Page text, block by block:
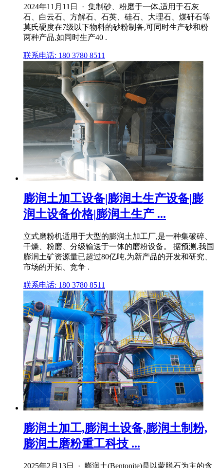
2024年11月11日 · 集制砂、粉磨于一体,适用于石灰
石、白云石、方解石、石英、硅石、大理石、煤矸石等
莫氏硬度在7级以下物料的砂粉制备,可同时生产砂和粉
两种产品,如同时生产40 .
联系电话: 180 3780 8511
膨润土加工设备|膨润土生产设备|膨
润土设备价格|膨润土生产 ...
立式磨粉机适用于大型的膨润土加工厂,是一种集破碎、
干燥、粉磨、分级输送于一体的磨粉设备。 据预测,我国
膨润土矿资源量已超过80亿吨,为新产品的开发和研究、
市场的开拓、竞争 .
联系电话: 180 3780 8511
膨润土加工,膨润土设备,膨润土制粉,
膨润土磨粉重工科技 ...
2025年2月13日 · 膨润土(Bentonite)是以蒙脱石为主的含